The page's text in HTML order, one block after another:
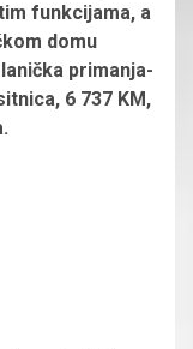
funkcijama, a
domu
primanja-
6 737 KM,